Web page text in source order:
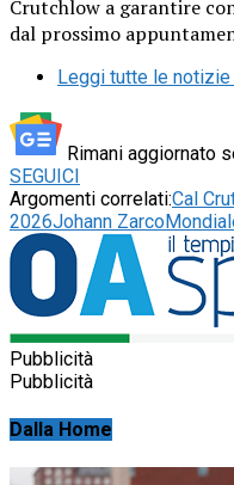
Crutchlow a garantire
dal prossimo
Leggi tutte le
Rimani aggiornato
SEGUICI
Argomenti correlati:Cal
2026Johann Zarco
Pubblicità
Pubblicità
Dalla Home